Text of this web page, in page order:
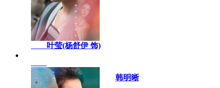
叶莹(杨舒伊 饰)
韩明晰